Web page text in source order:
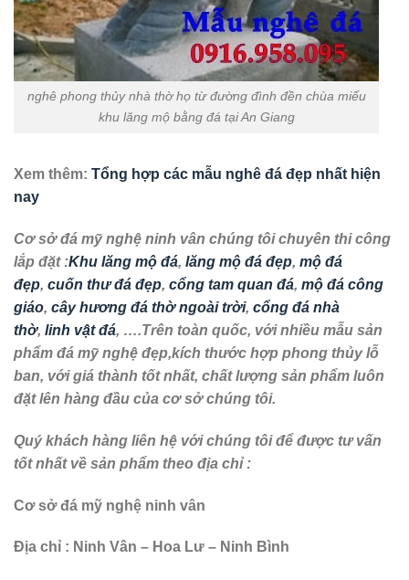
nghê phong thủy nhà thờ họ từ đường đình đền chùa miếu
khu lăng mộ bằng đá tại An Giang
Xem thêm: Tổng hợp các mẫu nghê đá đẹp nhất hiện
nay
Cơ sở đá mỹ nghệ ninh vân chúng tôi chuyên thi công
lắp đặt :Khu lăng mộ đá, lăng mộ đá đẹp, mộ đá
đẹp, cuốn thư đá đẹp, cổng tam quan đá, mộ đá công
giáo, cây hương đá thờ ngoài trời, cổng đá nhà
thờ, linh vật đá, ….Trên toàn quốc, với nhiều mẫu sản
phẩm đá mỹ nghệ đẹp,kích thước hợp phong thủy lỗ
ban, với giá thành tốt nhất, chất lượng sản phẩm luôn
đặt lên hàng đầu của cơ sở chúng tôi.
Quý khách hàng liên hệ với chúng tôi để được tư vấn
tốt nhất về sản phẩm theo địa chỉ :
Cơ sở đá mỹ nghệ ninh vân
Địa chỉ : Ninh Vân – Hoa Lư – Ninh Bình